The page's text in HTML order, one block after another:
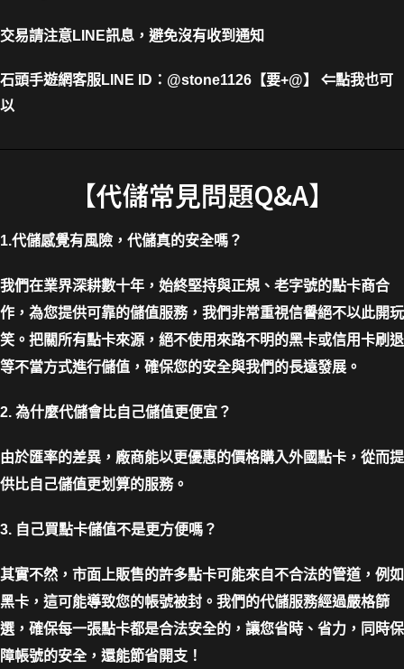
交易請注意LINE訊息，避免沒有收到通知
石頭手遊網客服LINE ID ： @stone1126【要+@】 ⇐點我也可
以
【代儲常見問題Q&A】
1.代儲感覺有風險，代儲真的安全嗎？
我們在業界深耕數十年，始終堅持與正規、老字號的點卡商合
作，為您提供可靠的儲值服務，我們非常重視信譽絕不以此開玩
笑。把關所有點卡來源，絕不使用來路不明的黑卡或信用卡刷退
等不當方式進行儲值，確保您的安全與我們的長遠發展。
2. 為什麼代儲會比自己儲值更便宜？
由於匯率的差異，廠商能以更優惠的價格購入外國點卡，從而提
供比自己儲值更划算的服務。
3. 自己買點卡儲值不是更方便嗎？
其實不然，市面上販售的許多點卡可能來自不合法的管道，例如
黑卡，這可能導致您的帳號被封。我們的代儲服務經過嚴格篩
選，確保每一張點卡都是合法安全的，讓您省時、省力，同時保
障帳號的安全，還能節省開支！